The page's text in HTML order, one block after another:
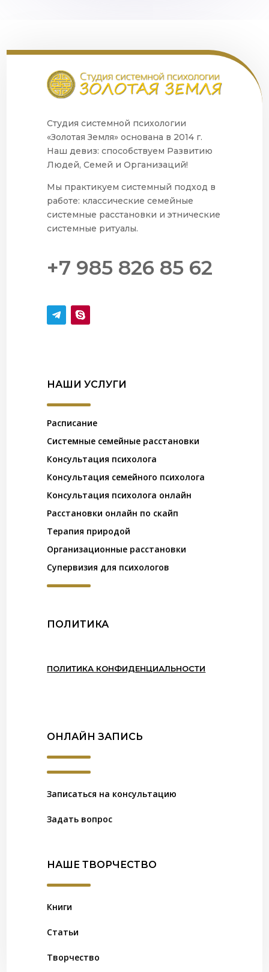
Студия системной психологии
«Золотая Земля» основана в 2014 г.
Наш девиз: способствуем Развитию
Людей, Семей и Организаций!
Мы практикуем системный подход в
работе: классические семейные
системные расстановки и этнические
системные ритуалы.
+7 985 826 85 62
НАШИ УСЛУГИ
Расписание
Системные семейные расстановки
Консультация психолога
Консультация семейного психолога
Консультация психолога онлайн
Расстановки онлайн по скайп
Терапия природой
Организационные расстановки
Супервизия для психологов
ПОЛИТИКА
ПОЛИТИКА КОНФИДЕНЦИАЛЬНОСТИ
ОНЛАЙН ЗАПИСЬ
Записаться на консультацию
Задать вопрос
НАШЕ ТВОРЧЕСТВО
Книги
Статьи
Творчество